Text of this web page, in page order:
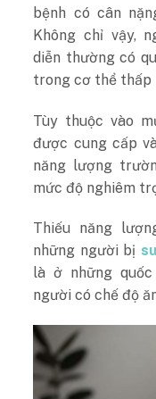
bệnh có cân
Không chỉ vậy,
diễn thường có
trong cơ thể thấp
Tùy thuộc vào
được cung cấp
năng lượng
mức độ nghiêm
Thiếu năng
những người bị
là ở những
người có chế độ